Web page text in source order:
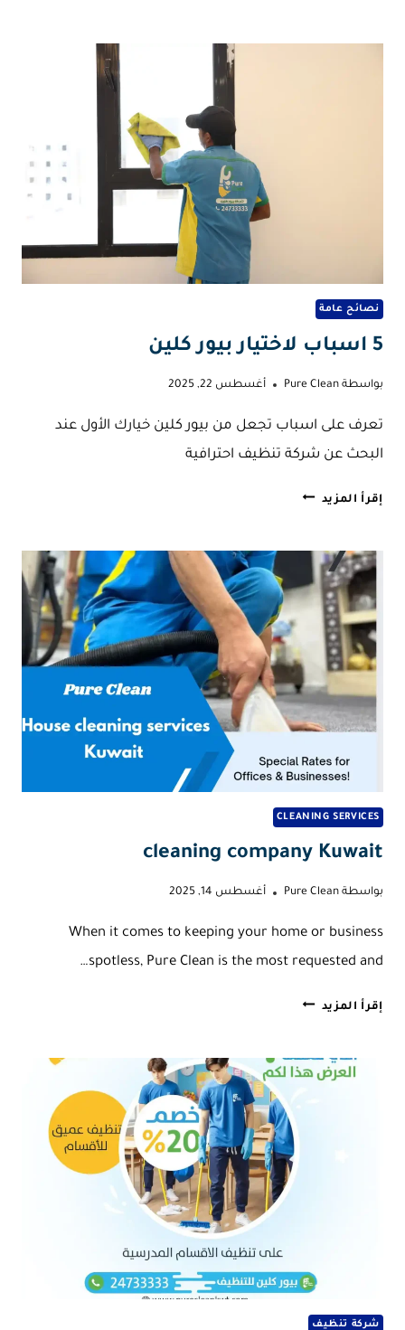
نصائح عامة
5 اسباب لاختيار بيور كلين
بواسطة Pure Clean أغسطس 22, 2025
تعرف على اسباب تجعل من بيور كلين خيارك الأول عند
البحث عن شركة تنظيف احترافية
إقرأ المزيد 5
بيور
كلين
CLEANING SERVICES
cleaning company Kuwait
بواسطة Pure Clean أغسطس 14, 2025
When it comes to keeping your home or business
spotless, Pure Clean is the most requested and…
إقرأ المزيد CLEANING
شركة تنظيف